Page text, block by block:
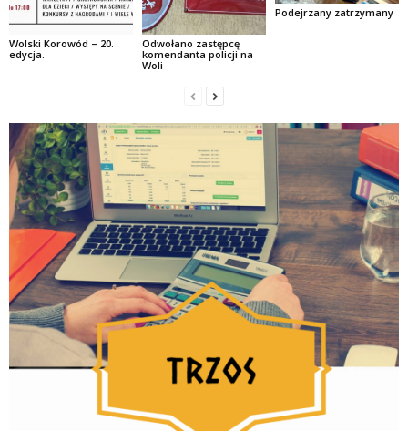
Wolski Korowód – 20.
edycja.
Odwołano zastępcę
komendanta policji na
Woli
Podejrzany zatrzymany